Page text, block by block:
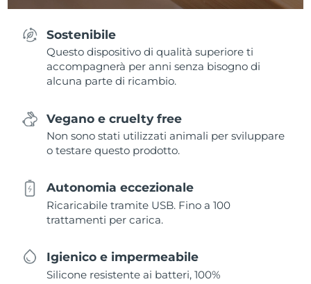
Sostenibile
Questo dispositivo di qualità superiore ti
accompagnerà per anni senza bisogno di
alcuna parte di ricambio.
Vegano e cruelty free
Non sono stati utilizzati animali per sviluppare
o testare questo prodotto.
Autonomia eccezionale
Ricaricabile tramite USB. Fino a 100
trattamenti per carica.
Igienico e impermeabile
Silicone resistente ai batteri, 100%